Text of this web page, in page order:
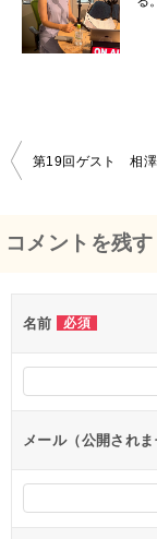
稿
ー
ョ
ン
第19回ゲスト 相澤
コメントを残す
名前 必須
メール（公開されま